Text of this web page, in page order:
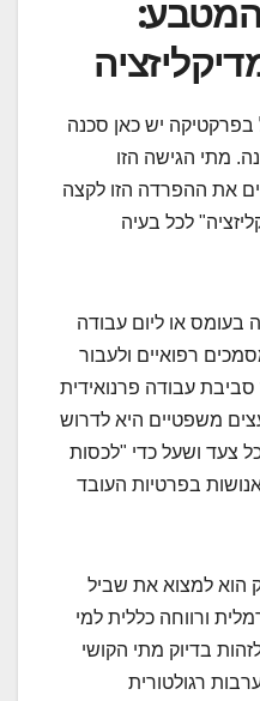
בפרקטיקה יש כאן סכנה
מתי הגישה הזו
את ההפרדה הזו לקצה
לכל בעיה
או ליום עבודה
רפואיים ולעבור
סביבת עבודה פרנואידית
משפטיים היא לדרוש
צעד ושעל כדי "לכסות
בפרטיות העובד
הוא למצוא את שביל
ורווחה כללית למי
בדיוק מתי הקושי
רגולטורית